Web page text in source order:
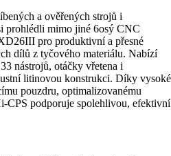
a ověřených strojů i
prohlédli mimo jiné 6osý CNC
pro produktivní a přesné
dílů z tyčového materiálu. Nabízí
nástrojů, otáčky vřetena i
litinovou konstrukci. Díky vysoké
pouzdru, optimalizovanému
CPS podporuje spolehlivou, efektivní